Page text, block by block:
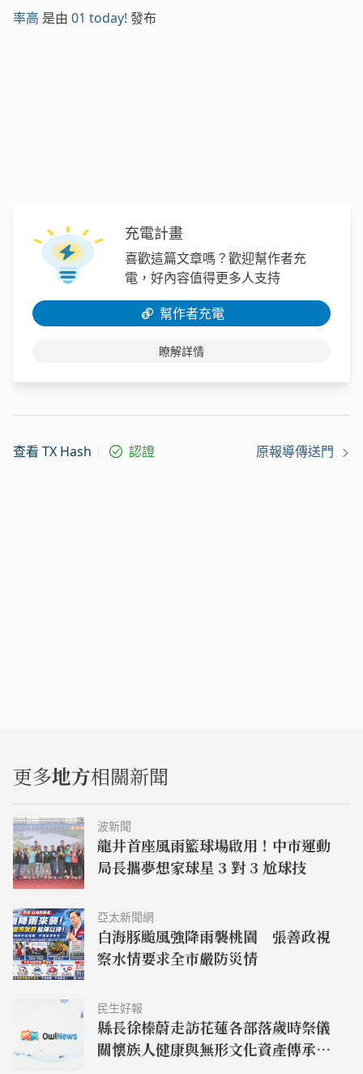
率高 是由 01 today! 發布
充電計畫
喜歡這篇文章嗎？歡迎幫作者充
電，好內容值得更多人支持
幫作者充電
瞭解詳情
查看 TX Hash 認證 原報導傳送門
更多地方相關新聞
波新聞
龍井首座風雨籃球場啟用！中市運動
局長攜夢想家球星 3 對 3 尬球技
亞太新聞網
白海豚颱風強降雨襲桃園 張善政視
察水情要求全市嚴防災情
民生好報
縣長徐榛蔚走訪花蓮各部落歲時祭儀
關懷族人健康與無形文化資產傳承：